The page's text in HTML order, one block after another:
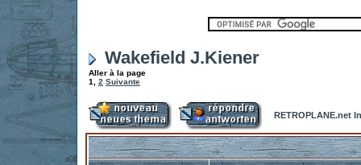
Wakefield J.Kiener
Aller à la page
1
2 Suivante
RETROPLANE.net